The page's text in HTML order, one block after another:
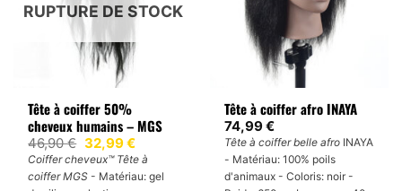
RUPTURE DE STOCK
Tête à coiffer 50%
cheveux humains – MGS
46,90€ Le
prix
initial
était :
32,99€Le
prix
actuel
est :
Coiffer cheveux™ Tête à
coiffer MGS - Matériau: gel
Tête à coiffer afro INAYA
74,99€
Tête à coiffer belle afro INAYA
- Matériau: 100% poils
d'animaux - Coloris: noir -